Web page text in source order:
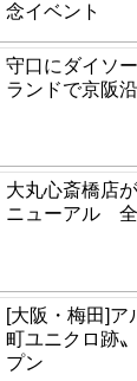
念イベント
守口にダイソ
ランドで京阪
大丸心斎橋店
ニューアル 全
[大阪・梅田]ア
町ユニクロ跡
プン